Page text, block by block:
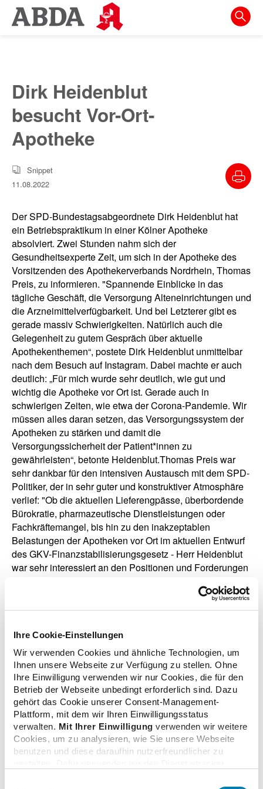
Ihre Cookie-Einstellungen
Wir verwenden Cookies und ähnliche Technologien, um
Ihnen unsere Webseite zur Verfügung zu stellen. Ohne
Ihre Einwilligung verwenden wir nur Cookies, die für den
Betrieb der Webseite unbedingt erforderlich sind. Dazu
gehört das Cookie unserer Consent-Management-
Plattform, mit dem wir Ihren Einwilligungsstatus
verwalten. Mit Ihrer Einwilligung verwenden wir weitere
Cookies, um zu analysieren, wie Sie unsere Webseite
benutzen und diese daraufhin nutzerfreundlicher zu
Springe
direkt
zur
Meta-
Navigation
zum
Inhalt
zur
Dirk Heidenblut
besucht Vor-Ort-
Apotheke
Snippet
11.08.2022
Der SPD-Bundestagsabgeordnete Dirk Heidenblut hat
ein Betriebspraktikum in einer Kölner Apotheke
absolviert. Zwei Stunden nahm sich der
Gesundheitsexperte Zeit, um sich in der Apotheke des
Vorsitzenden des Apothekerverbands Nordrhein, Thomas
Preis, zu informieren. "Spannende Einblicke in das
tägliche Geschäft, die Versorgung Alteneinrichtungen und
die Arzneimittelverfügbarkeit. Und bei Letzterer gibt es
gerade massiv Schwierigkeiten. Natürlich auch die
Gelegenheit zu gutem Gespräch über aktuelle
Apothekenthemen“, postete Dirk Heidenblut unmittelbar
nach dem Besuch auf Instagram. Dabei machte er auch
deutlich: „Für mich wurde sehr deutlich, wie gut und
wichtig die Apotheke vor Ort ist. Gerade auch in
schwierigen Zeiten, wie etwa der Corona-Pandemie. Wir
müssen alles daran setzen, das Versorgungssystem der
Apotheken zu stärken und damit die
Versorgungssicherheit der Patient*innen zu
gewährleisten“, betonte Heidenblut.Thomas Preis war
sehr dankbar für den intensiven Austausch mit dem SPD-
Politiker, der in sehr guter und konstruktiver Atmosphäre
verlief: "Ob die aktuellen Lieferengpässe, überbordende
Bürokratie, pharmazeutische Dienstleistungen oder
Fachkräftemangel, bis hin zu den inakzeptablen
Belastungen der Apotheken vor Ort im aktuellen Entwurf
des GKV-Finanzstabilisierungsgesetz - Herr Heidenblut
war sehr interessiert an den Positionen und Forderungen
das Gespräch mit meinen Mitarbeitern genutzt, um sich
auch aus deren Perspektive ein Bild zu den
machen“, so Preis. Dirk Heideblut war im März dieses
Jahres auch Gast in der Sendung "Lass uns reden! – Der
ABDA-Talk“ gewesen und hatte mit ABDA-Präsidentin
Gabriele Regina Overwiening über aktuelle Themen wie
das GKV-Finanzstabilisierungsgesetz diskutiert.
zurück zur Übersicht